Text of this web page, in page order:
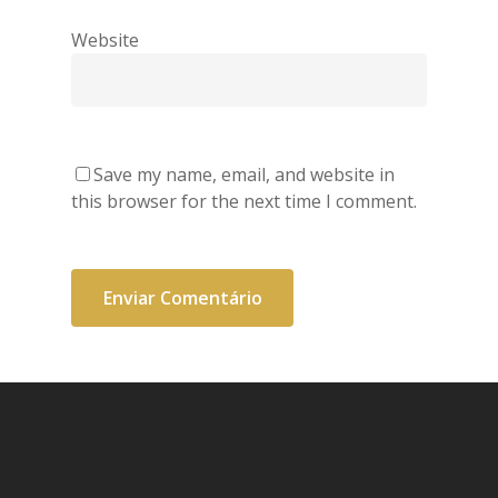
Website
Save my name, email, and website in
this browser for the next time I comment.